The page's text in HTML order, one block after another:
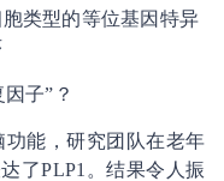
类型的等位基因特异
子”？
功能，研究团队在老年
了PLP1。结果令人振